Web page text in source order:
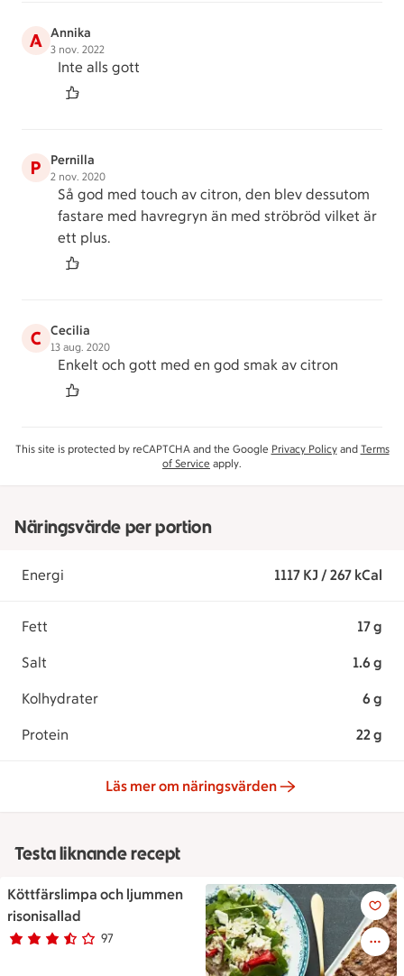
A Annika
3 nov. 2022
Inte alls gott
P Pernilla
2 nov. 2020
Så god med touch av citron, den blev dessutom
fastare med havregryn än med ströbröd vilket är
ett plus.
C Cecilia
13 aug. 2020
Enkelt och gott med en god smak av citron
This site is protected by reCAPTCHA and the Google Privacy Policyand Terms
of Service apply.
Näringsvärde per portion
Energi 1117 KJ / 267 kCal
Fett 17 g
Salt 1.6 g
Kolhydrater 6 g
Protein 22 g
Läs mer om näringsvärden
Testa liknande recept
Köttfärslimpa och ljummen
risonisallad
Betyg 3.3 av 5. 97
97 personer har röstat
Köttfärslimpa och ljummen